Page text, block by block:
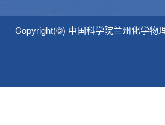
Copyright(©) 中国科学院兰州化学物